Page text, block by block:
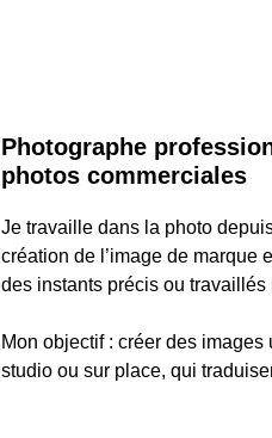
Photographe
photos commerciales
Je travaille dans la photo
création de l’image de marque
des instants précis ou
Mon objectif : créer des
studio ou sur place, qui